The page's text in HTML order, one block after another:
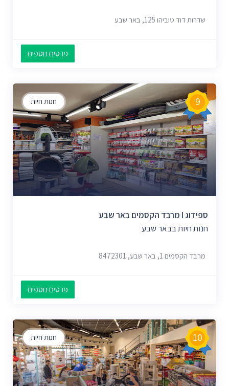
שדרות דוד טוביהו 125, באר שבע
פרטים נוספים
חנות חיות 9
ספידוג I מרבד הקסמים באר שבע
חנות חיות בבאר שבע
מרבד הקסמים 1, באר שבע, 8472301
פרטים נוספים
חנות חיות 10